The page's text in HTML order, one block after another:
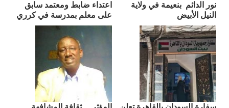
نور الدائم بنعيمة في ولاية
النيل الأبيض
اعتداء ضابط ومعتمد سابق
على معلم بمدرسة في كرري